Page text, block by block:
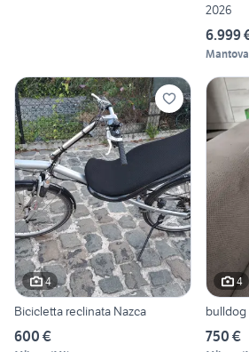
2026
6.999
Mantova
4
Bicicletta reclinata Nazca
600 €
4
bulldog
750 €